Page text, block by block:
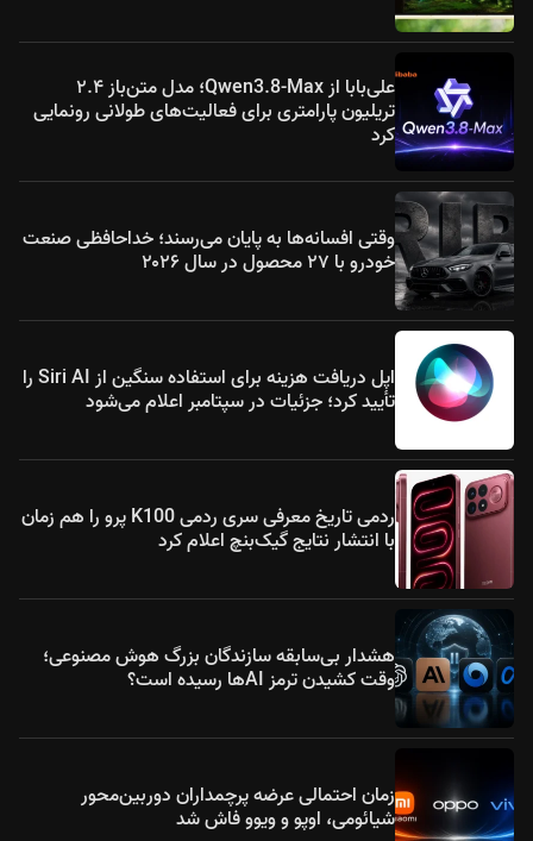
علی‌بابا از Qwen3.8-Max؛ مدل متن‌باز ۲.۴
تریلیون پارامتری برای فعالیت‌های طولانی رونمایی
کرد
وقتی افسانه‌ها به پایان می‌رسند؛ خداحافظی صنعت
خودرو با ۲۷ محصول در سال ۲۰۲۶
اپل دریافت هزینه برای استفاده سنگین از Siri AI را
تأیید کرد؛ جزئیات در سپتامبر اعلام می‌شود
ردمی تاریخ معرفی سری ردمی K100 پرو را هم زمان
با انتشار نتایج گیک‌بنچ اعلام کرد
هشدار بی‌سابقه سازندگان بزرگ هوش مصنوعی؛
وقت کشیدن ترمز AIها رسیده است؟
زمان احتمالی عرضه پرچمداران دوربین‌محور
شیائومی، اوپو و ویوو فاش شد